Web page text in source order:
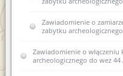
Zawiadomienie o
zabytku
Zawiadomienie o
archeologicznego do wez 44